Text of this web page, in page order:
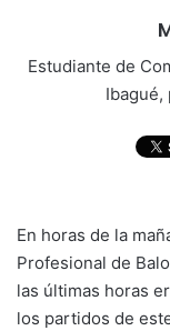
Estudiante de
Ibagué,
En horas de la
Profesional de
las últimas horas
los partidos de